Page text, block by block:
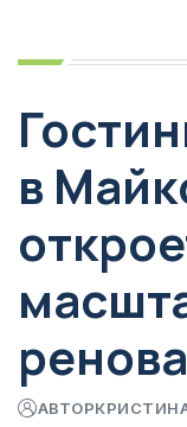
в
АВТОР